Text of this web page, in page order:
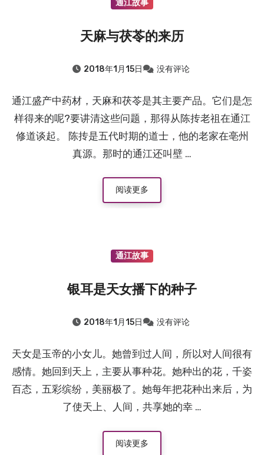
通江故事
天麻与茯苓的来历
2018年1月15日 没有评论
通江盛产中药材，天麻和茯苓是其主要产品。它们是怎
样得来的呢?要讲清这些问题，那得从陈抟老祖在通江
修道谈起。 陈抟是五代时期的道士，他的老家在亳州
真源。那时的通江还叫壁 …
阅读更多
通江故事
银耳是天女播下的种子
2018年1月15日 没有评论
天女是玉帝的小女儿。她曾到过人间，所以对人间很有
感情。她回到天上，主要从事种花。她种出的花，千姿
百态，五彩缤纷，美丽极了。她每年把花种出来后，为
了使天上、人间，共享她的幸 …
阅读更多